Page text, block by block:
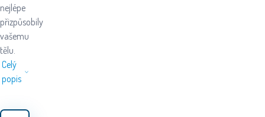
nejlépe
přizpůsobily
vašemu
tělu.
Celý
popis